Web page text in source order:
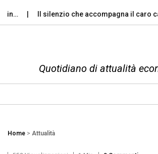
Il silenzio che accompagna il caro
Quotidiano di attualità
Home > Attualità